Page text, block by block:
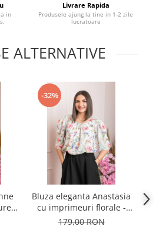
in
Livrare Rapida
Produsele ajung la tine in 1-2 zile
lucratoare
ALTERNATIVE
-32%
Bluza eleganta Anastasia
cu imprimeuri florale -
Ivoire
179,00 RON